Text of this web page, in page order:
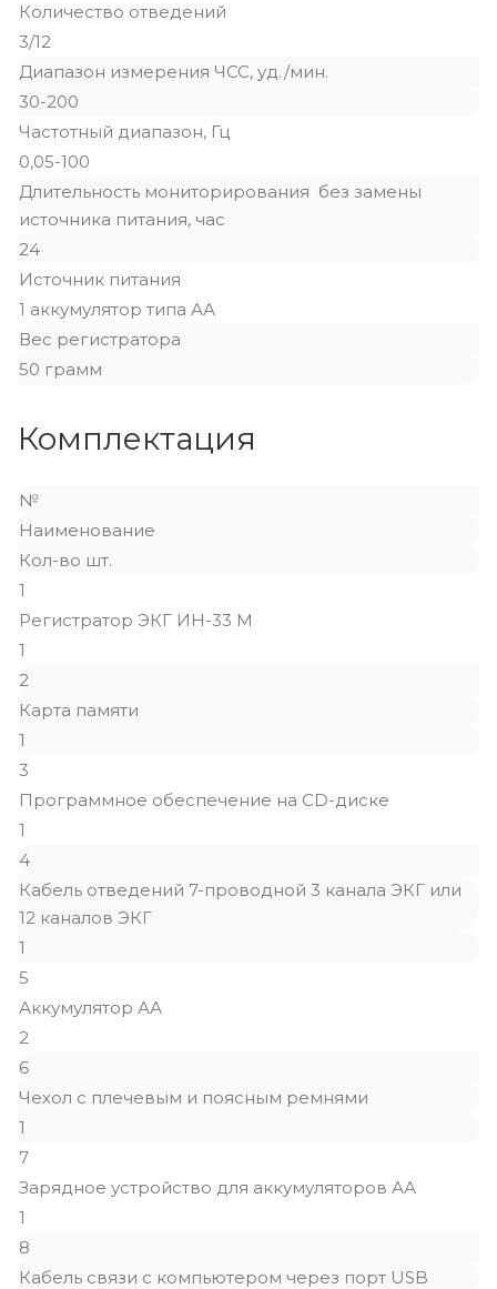
Количество отведений
3/12
Диапазон измерения ЧСС, уд./мин.
30-200
Частотный диапазон, Гц
0,05-100
Длительность мониторирования без замены
источника питания, час
24
Источник питания
1 аккумулятор типа АА
Вес регистратора
50 грамм
Комплектация
№
Наименование
Кол-во шт.
1
Регистратор ЭКГ ИН-33 М
1
2
Карта памяти
1
3
Программное обеспечение на CD-диске
1
4
Кабель отведений 7-проводной 3 канала ЭКГ или
12 каналов ЭКГ
1
5
Аккумулятор АА
2
6
Чехол с плечевым и поясным ремнями
1
7
Зарядное устройство для аккумуляторов АА
1
8
Кабель связи с компьютером через порт USB